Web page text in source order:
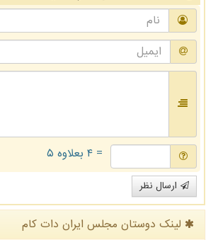
= ۴ بعلاوه ۵
ارسال نظر
لینک دوستان مجلس ایران دات كام